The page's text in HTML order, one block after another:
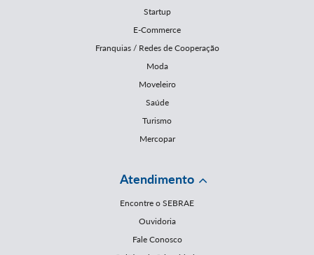
Startup
E-Commerce
Franquias / Redes de Cooperação
Moda
Moveleiro
Saúde
Turismo
Mercopar
Atendimento
Encontre o SEBRAE
Ouvidoria
Fale Conosco